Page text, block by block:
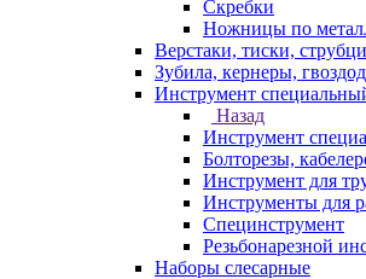
Скребки
Ножницы по
Верстаки, тиски,
Зубила, кернеры,
Инструмент
Назад
Инструмент
Болторезы,
Инструмент для
Инструменты для
Специнструмент
Резьбонарезной
Наборы слесарные